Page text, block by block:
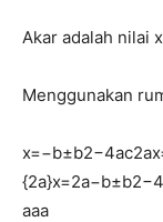
Akar adalah nilai
Menggunakan
{2a}x=2a−b±b2−4
aaa